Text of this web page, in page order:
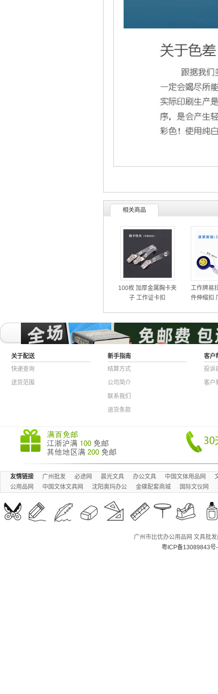
相关商品
100枚 加厚金属胸卡夹
子 工作证卡扣
工作牌易
件伸缩扣
关于配送
快递查询
送货范围
新手指南
结算方式
公司简介
联系我们
退货条款
客户
投诉
客户
友情链接 广州批发 必途网 晨光文具 办公文具 中国文体用品网
公用品网
中国文体文具网 沈阳奥玛办公 金碟配套商城 国际文仪网
广州市比优办公用品网 文具批
粤ICP备13089843号